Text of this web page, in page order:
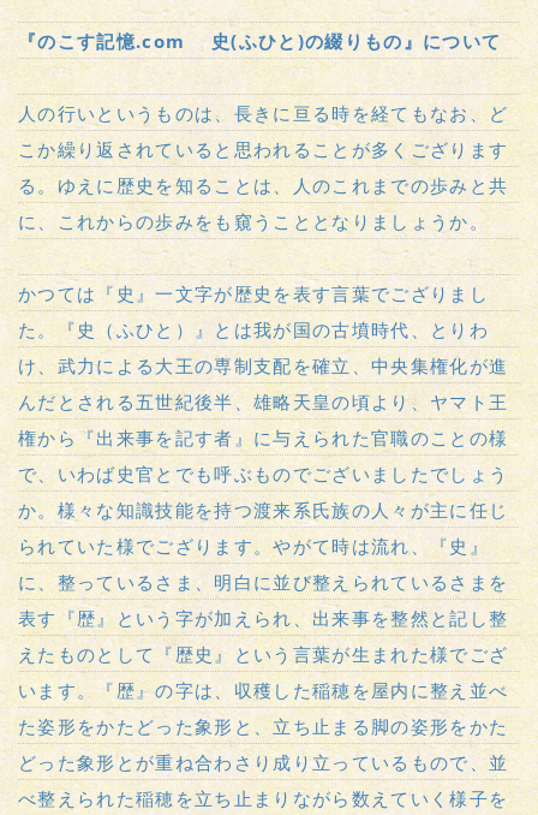
『のこす記憶.com 史(ふひと)の綴りもの』について
人の行いというものは、長きに亘る時を経てもなお、ど
こか繰り返されていると思われることが多くござります
る。ゆえに歴史を知ることは、人のこれまでの歩みと共
に、これからの歩みをも窺うこととなりましょうか。
かつては『史』一文字が歴史を表す言葉でござりまし
た。『史（ふひと）』とは我が国の古墳時代、とりわ
け、武力による大王の専制支配を確立、中央集権化が進
んだとされる五世紀後半、雄略天皇の頃より、ヤマト王
権から『出来事を記す者』に与えられた官職のことの様
で、いわば史官とでも呼ぶものでございましたでしょう
か。様々な知識技能を持つ渡来系氏族の人々が主に任じ
られていた様でござります。やがて時は流れ、『史』
に、整っているさま、明白に並び整えられているさまを
表す『歴』という字が加えられ、出来事を整然と記し整
えたものとして『歴史』という言葉が生まれた様でござ
います。『歴』の字は、収穫した稲穂を屋内に整え並べ
た姿形をかたどった象形と、立ち止まる脚の姿形をかた
どった象形とが重ね合わさり成り立っているもので、並
べ整えられた稲穂を立ち止まりながら数えていく様子を